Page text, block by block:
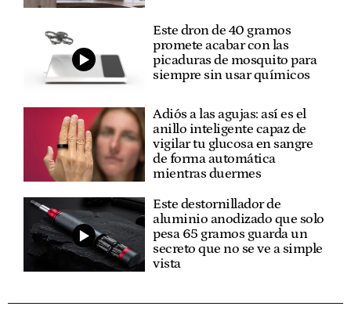
Este dron de 40 gramos
promete acabar con las
picaduras de mosquito para
siempre sin usar químicos
Adiós a las agujas: así es el
anillo inteligente capaz de
vigilar tu glucosa en sangre
de forma automática
mientras duermes
Este destornillador de
aluminio anodizado que solo
pesa 65 gramos guarda un
secreto que no se ve a simple
vista